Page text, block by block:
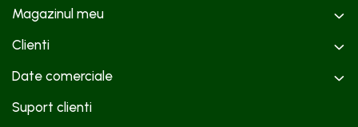
Magazinul meu
Clienti
Date comerciale
Suport clienti